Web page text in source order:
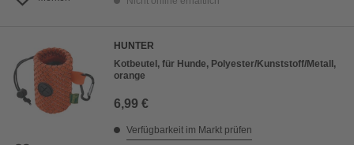
HUNTER
Kotbeutel, für Hunde, Polyester/Kunststoff/Metall,
orange
6,99 €
Verfügbarkeit im Markt prüfen